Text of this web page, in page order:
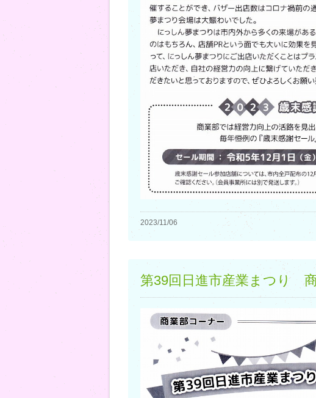
2023/11/06
第39回日進市産業まつり